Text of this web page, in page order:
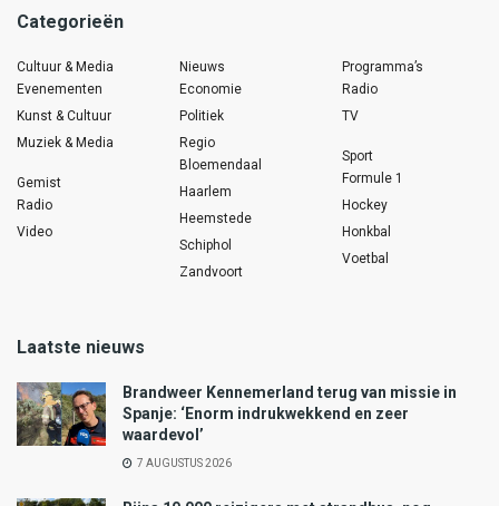
Categorieën
Cultuur & Media
Evenementen
Kunst & Cultuur
Muziek & Media
Gemist
Radio
Video
Nieuws
Economie
Politiek
Regio
Bloemendaal
Haarlem
Heemstede
Schiphol
Zandvoort
Programma’s
Radio
TV
Sport
Formule 1
Hockey
Honkbal
Voetbal
Laatste nieuws
Brandweer Kennemerland terug van missie in
Spanje: ‘Enorm indrukwekkend en zeer
waardevol’
7 AUGUSTUS 2026